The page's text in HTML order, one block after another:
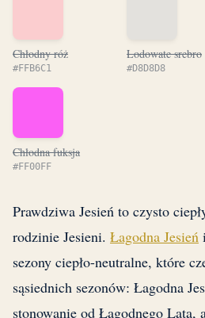
Chłodny róż
#FFB6C1
Lodowate srebro
#D8D8D8
Chłodna fuksja
#FF00FF
Prawdziwa Jesień to czysto
rodzinie Jesieni. Łagodna Jesień
sezony ciepło-neutralne, które
sąsiednich sezonów: Łagodna
stonowanie od Łagodnego Lata,